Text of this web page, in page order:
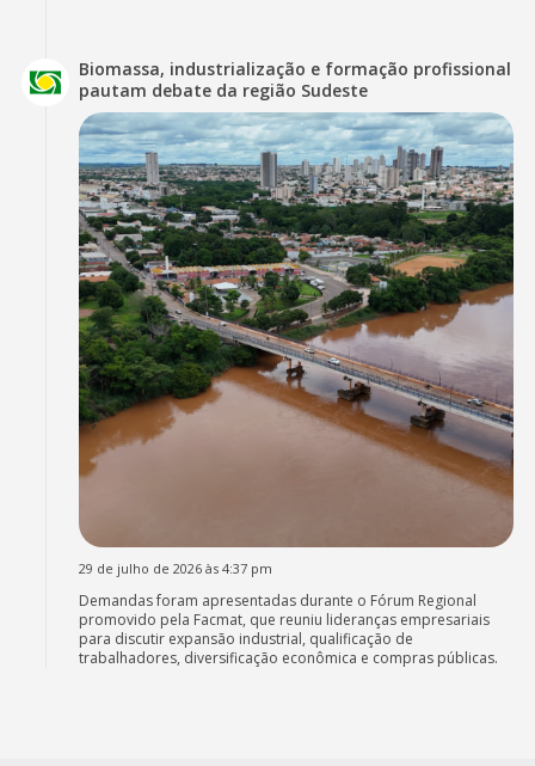
Biomassa, industrialização e formação profissional
pautam debate da região Sudeste
29 de julho de 2026 às 4:37 pm
Demandas foram apresentadas durante o Fórum Regional
promovido pela Facmat, que reuniu lideranças empresariais
para discutir expansão industrial, qualificação de
trabalhadores, diversificação econômica e compras públicas.